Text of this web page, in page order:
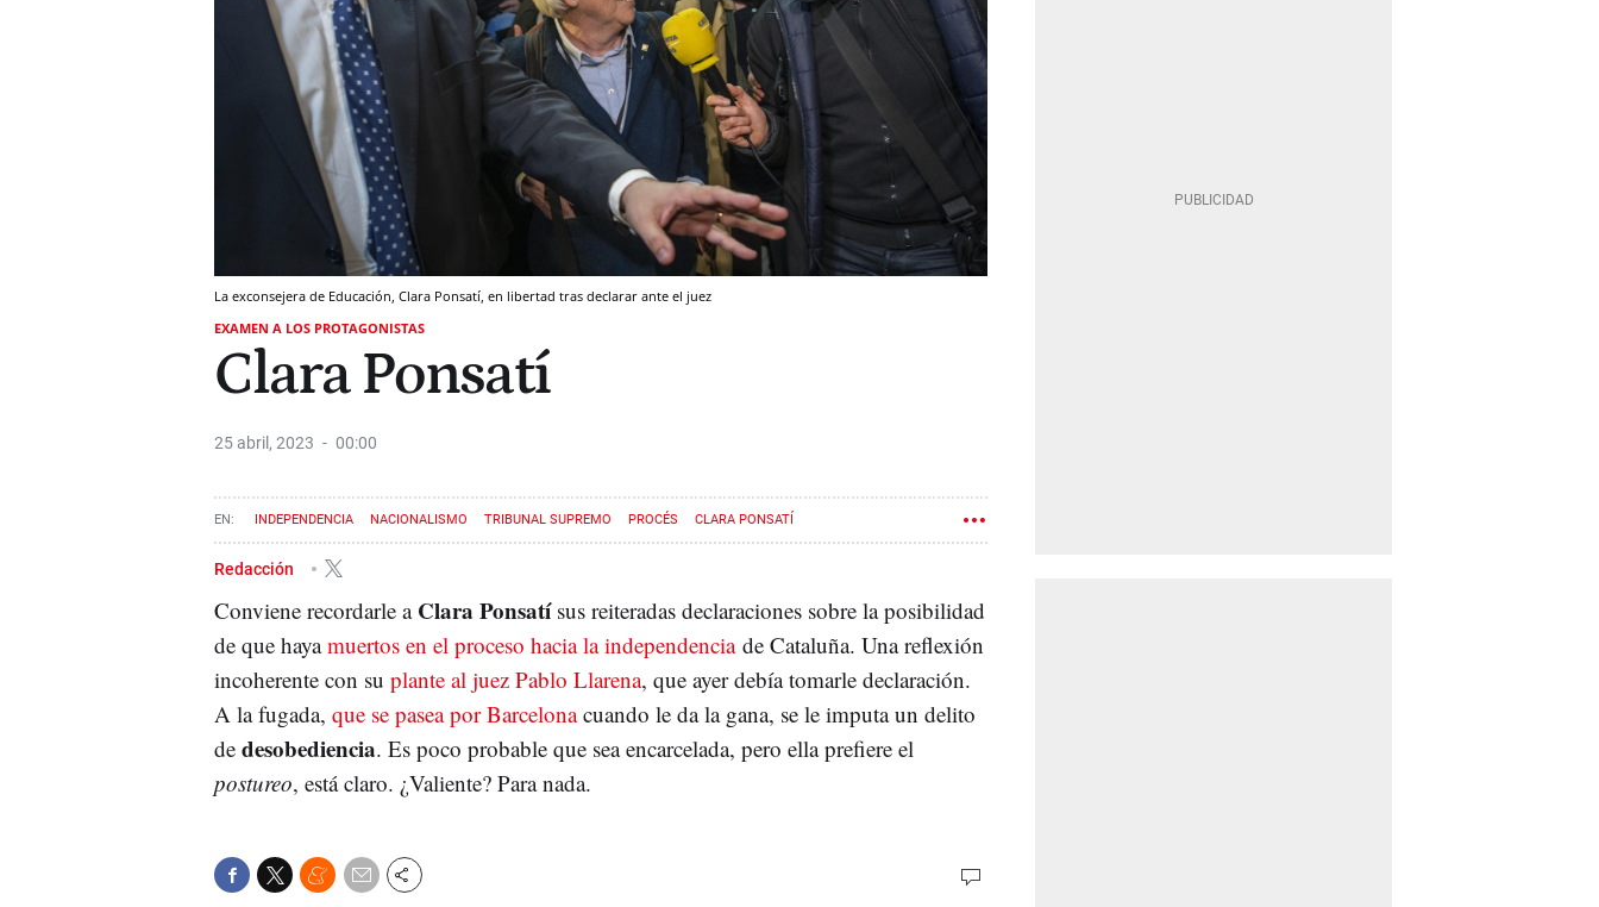
La exconsejera de Educación, Clara Ponsatí, en libertad tras declarar ante el juez
EXAMEN A LOS PROTAGONISTAS
Clara Ponsatí
25 abril, 2023 00:00
INDEPENDENCIA NACIONALISMO TRIBUNAL SUPREMO PROCÉS CLARA PONSATÍ
JUNTS PER CATALUNYA
Redacción
Conviene recordarle a Clara Ponsatí sus reiteradas declaraciones sobre la posibilidad
de que hayamuertos en el proceso hacia la independenciade Cataluña. Una reflexión
incoherente con su plante al juez Pablo Llarena, que ayer debía tomarle declaración.
A la fugada, que se pasea por Barcelonacuando le da la gana, se le imputa un delito
de desobediencia. Es poco probable que sea encarcelada, pero ella prefiere el
postureo, está claro. ¿Valiente? Para nada.